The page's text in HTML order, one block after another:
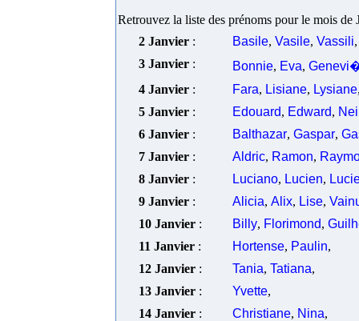
Retrouvez la liste des prénoms pour le mois de
2 Janvier : Basile, Vasile, Vassili,
3 Janvier : Bonnie, Eva,
4 Janvier : Fara, Lisiane, Lysiane
5 Janvier : Edouard, Edward,
6 Janvier : Balthazar, Gaspar,
7 Janvier : Aldric, Ramon,
8 Janvier : Luciano, Lucien,
9 Janvier : Alicia, Alix, Lise,
10 Janvier : Billy, Florimond,
11 Janvier : Hortense, Paulin,
12 Janvier : Tania, Tatiana,
13 Janvier : Yvette,
14 Janvier : Christiane, Nina,